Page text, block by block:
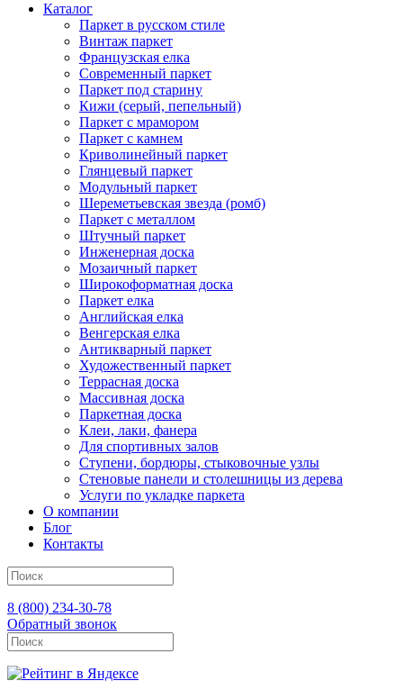
Каталог
Паркет в русском стиле
Винтаж паркет
Французская елка
Современный паркет
Паркет под старину
Кижи (серый, пепельный)
Паркет с мрамором
Паркет с камнем
Криволинейный паркет
Глянцевый паркет
Модульный паркет
Шереметьевская звезда (ромб)
Паркет с металлом
Штучный паркет
Инженерная доска
Мозаичный паркет
Широкоформатная доска
Паркет елка
Английская елка
Венгерская елка
Антикварный паркет
Художественный паркет
Террасная доска
Массивная доска
Паркетная доска
Клеи, лаки, фанера
Для спортивных залов
Ступени, бордюры, стыковочные узлы
Стеновые панели и столешницы из дерева
Услуги по укладке паркета
О компании
Блог
Контакты
8 (800) 234-30-78
Обратный звонок